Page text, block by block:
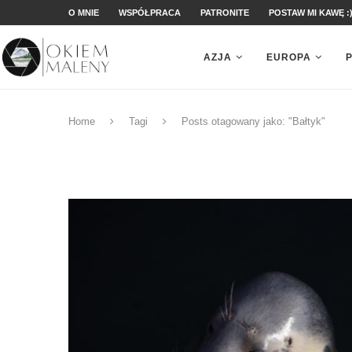
O MNIE WSPÓŁPRACA PATRONITE POSTAW MI KAWĘ :)
AZJA EUROPA
Home Tagi Posts otagowany jako: "Bałtyk"